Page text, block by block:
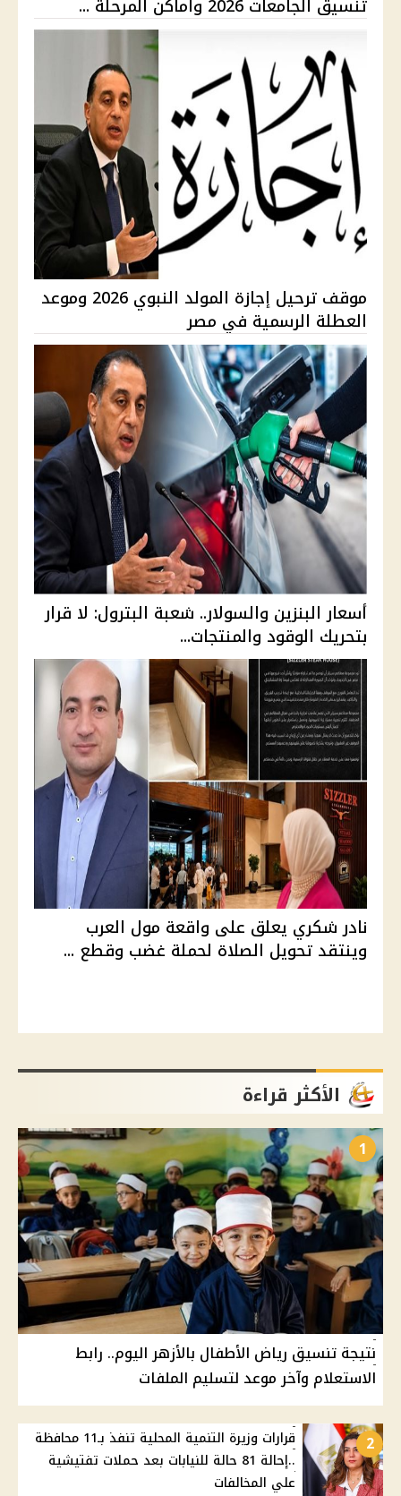
تنسيق الجامعات 2026 وأماكن المرحلة ...
موقف ترحيل إجازة المولد النبوي 2026 وموعد
العطلة الرسمية في مصر
أسعار البنزين والسولار.. شعبة البترول: لا قرار
بتحريك الوقود والمنتجات...
نادر شكري يعلق على واقعة مول العرب
وينتقد تحويل الصلاة لحملة غضب وقطع ...
الأكثر قراءة
1
نتيجة تنسيق رياض الأطفال بالأزهر اليوم.. رابط
الاستعلام وآخر موعد لتسليم الملفات
2
قرارات وزيرة التنمية المحلية تنفذ بـ11 محافظة
..إحالة 81 حالة للنيابات بعد حملات تفتيشية
علي المخالفات